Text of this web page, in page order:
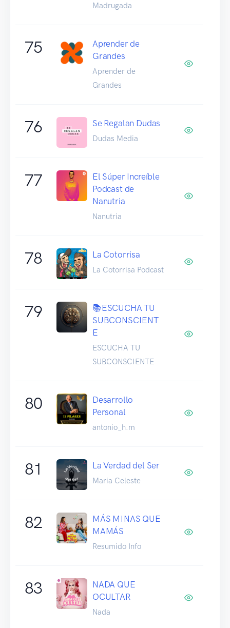
Madrugada
75
Aprender de
Grandes
Aprender de
Grandes
76 Se Regalan Dudas
Dudas Media
77
El Súper Increíble
Podcast de
Nanutria
Nanutria
78 La Cotorrisa
La Cotorrisa Podcast
79
📚ESCUCHA TU
SUBCONSCIENT
E
ESCUCHA TU
SUBCONSCIENTE
80
Desarrollo
Personal
antonio_h.m
81 La Verdad del Ser
Maria Celeste
82
MÁS MINAS QUE
MAMÁS
Resumido Info
83
NADA QUE
OCULTAR
Nada